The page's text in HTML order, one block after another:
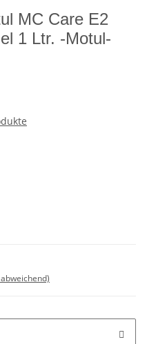
MC Care E2
1 Ltr. -Motul-